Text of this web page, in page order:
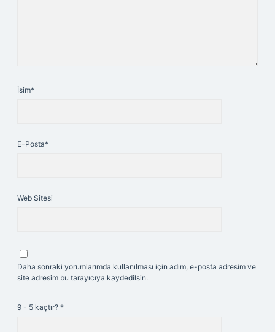
İsim*
E-Posta*
Web Sitesi
Daha sonraki yorumlarımda kullanılması için adım, e-posta adresim ve
site adresim bu tarayıcıya kaydedilsin.
9 - 5 kaçtır? *